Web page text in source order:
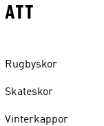
Rugbyskor
Skateskor
Vinterkappor